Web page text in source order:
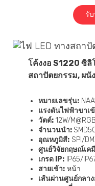
รั
โค้งงอ S1220 ซิ
สถาปัตยกรรม, ผนั
หมายเลขรุ่น:
แรงดันไฟฟ้าขาเ
วัตต์: 12W/
จำนวนนำ:
อุณหภูมิสี: SPI/
ศูนย์วิจัยกฤษณ์เค
เกรด IP: IP65/
สายเข้า: หน้า
เส้นผ่านศูนย์กลา